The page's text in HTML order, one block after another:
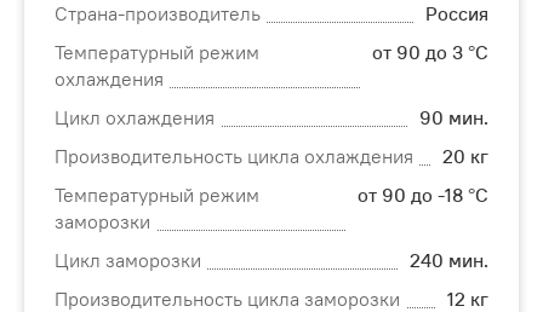
Страна-производитель
Россия
Температурный режим
охлаждения
от 90 до 3 °С
Цикл охлаждения
90 мин.
Производительность цикла охлаждения
20 кг
Температурный режим
заморозки
от 90 до -18 °С
Цикл заморозки
240 мин.
Производительность цикла заморозки
12 кг